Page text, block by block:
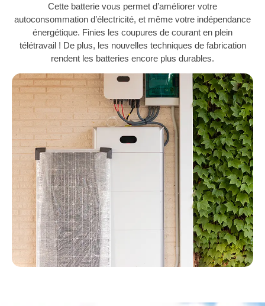
Cette batterie vous permet d’améliorer votre
autoconsommation d’électricité, et même votre indépendance
énergétique. Finies les coupures de courant en plein
télétravail ! De plus, les nouvelles techniques de fabrication
rendent les batteries encore plus durables.